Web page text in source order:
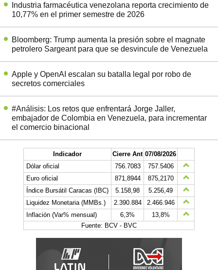
Industria farmacéutica venezolana reporta crecimiento de
10,77% en el primer semestre de 2026
Bloomberg: Trump aumenta la presión sobre el magnate
petrolero Sargeant para que se desvincule de Venezuela
Apple y OpenAI escalan su batalla legal por robo de
secretos comerciales
#Análisis: Los retos que enfrentará Jorge Jaller,
embajador de Colombia en Venezuela, para incrementar
el comercio binacional
Indicador Cierre Ant 07/08/2026
Dólar oficial
756.7083
757.5406
Euro oficial
871,8944
875,2170
Índice Bursátil Caracas (IBC)
5.158,98
5.256,49
Liquidez Monetaria (MMBs.)
2.390.884
2.466.946
Inflación (Var% mensual)
6,3%
13,8%
Fuente: BCV - BVC